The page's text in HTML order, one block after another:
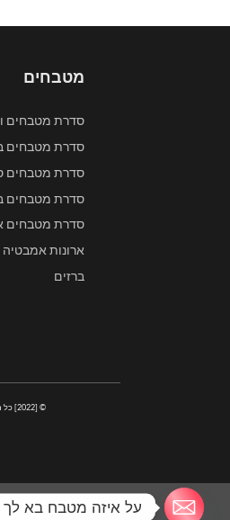
מטבחים
סדרת מטבחים
סדרת מטבחים
סדרת מטבחים
סדרת מטבחים
סדרת מטבחים
ארונות אמבטיה
ברזים
© [2022] כל הזכויות שמורות ל: בן יהודה מטבחים מעוצבים בע"מ
KITCHENS
על איזה מטבח בא